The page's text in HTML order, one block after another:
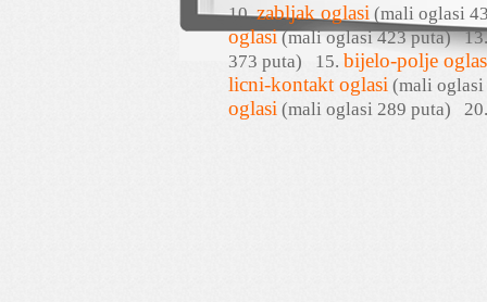
10. zabljak oglasi (mali oglasi
oglasi(mali oglasi 423 puta)13.
373 puta) 15. bijelo-polje
licni-kontakt oglasi (mali
oglasi (mali oglasi 289 puta) 20.